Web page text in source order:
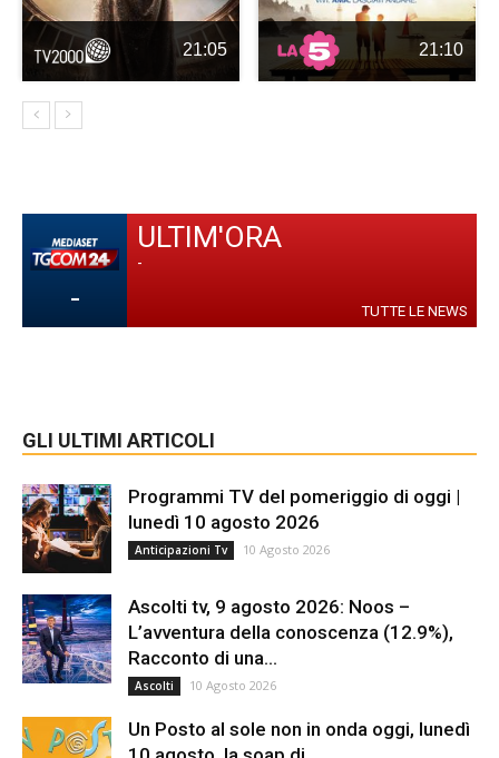
21:05 21:10
-
ULTIM'ORA
-
TUTTE LE NEWS
GLI ULTIMI ARTICOLI
Programmi TV del pomeriggio di oggi |
lunedì 10 agosto 2026
Anticipazioni Tv 10 Agosto 2026
Ascolti tv, 9 agosto 2026: Noos –
L’avventura della conoscenza (12.9%),
Racconto di una...
Ascolti 10 Agosto 2026
Un Posto al sole non in onda oggi, lunedì